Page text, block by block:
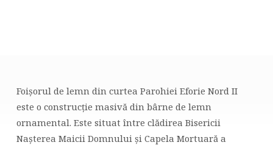
FOIȘORUL
DE
LEMN
Foișorul de lemn din curtea Parohiei Eforie Nord II
este o construcție masivă din bârne de lemn
ornamental. Este situat între clădirea Bisericii
Nașterea Maicii Domnului și Capela Mortuară a